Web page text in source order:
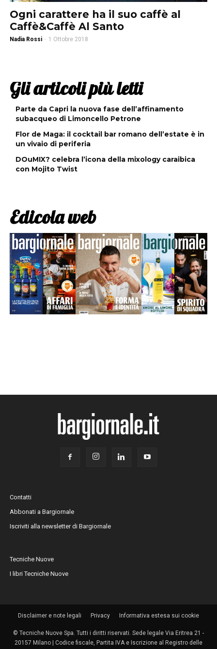
Ogni carattere ha il suo caffè al
Caffè&Caffè Al Santo
Nadia Rossi - 1 Ottobre 2018
Gli articoli più letti
Parte da Capri la nuova fase dell’affinamento
subacqueo di Limoncello Petrone
Flor de Maga: il cocktail bar romano dell’estate è in
un vivaio di periferia
DOuMIX? celebra l’icona della mixology caraibica
con Mojito Twist
Edicola web
Contatti
Abbonati a Bargiornale
Iscriviti alla newsletter di Bargiornale
Tecniche Nuove
I libri Tecniche Nuove
Disclaimer e note legali Privacy Informativa estesa sui cookie
© Tecniche Nuove Spa. Tutti i diritti riservati. Sede legale Via Eritrea 21 -
20157 Milano | Codice fiscale, Partita IVA e Iscrizione al Registro delle